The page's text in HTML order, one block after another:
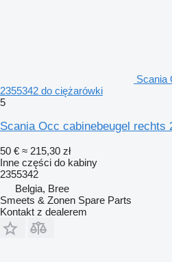
Scania
2355342 do ciężarówki
5
Scania Occ cabinebeugel rechts
50 € ≈ 215,30 zł
Inne części do kabiny
2355342
Belgia, Bree
Smeets & Zonen Spare Parts
Kontakt z dealerem